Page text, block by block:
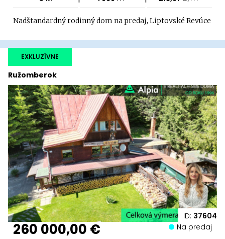
Nadštandardný rodinný dom na predaj, Liptovské Revúce
ID: 37604
Ružomberok
EXKLUZÍVNE
260 000,00 € Na predaj